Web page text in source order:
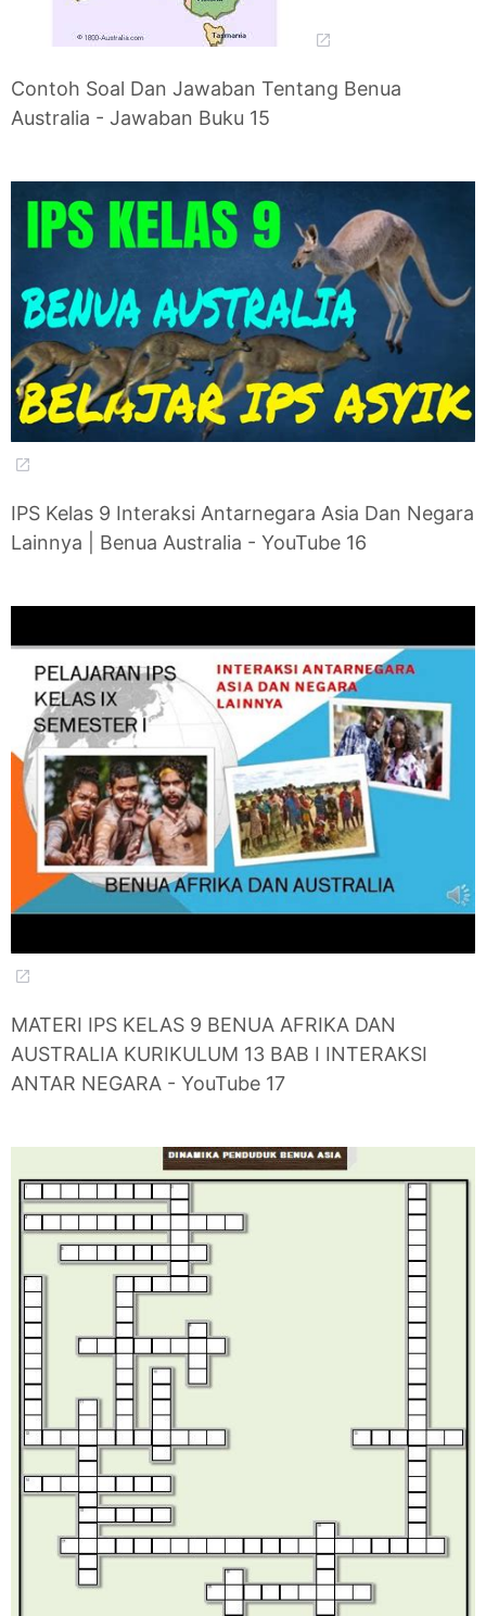
Contoh Soal Dan Jawaban Tentang Benua
Australia - Jawaban Buku 15
IPS Kelas 9 Interaksi Antarnegara Asia Dan Negara
Lainnya | Benua Australia - YouTube 16
MATERI IPS KELAS 9 BENUA AFRIKA DAN
AUSTRALIA KURIKULUM 13 BAB I INTERAKSI
ANTAR NEGARA - YouTube 17